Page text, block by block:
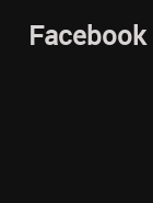
Facebook